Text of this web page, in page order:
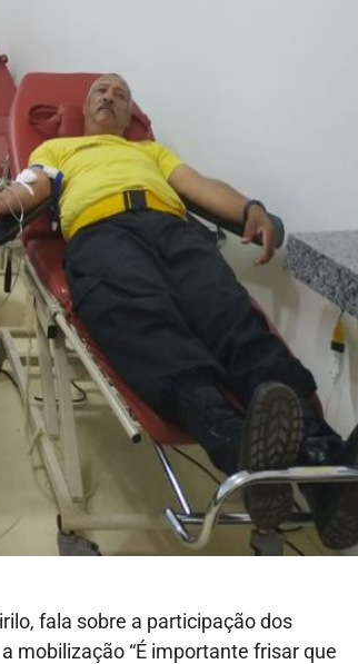
fala sobre a participação dos
mobilização “É importante frisar que